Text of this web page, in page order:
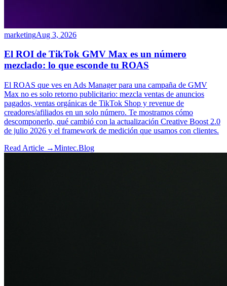
marketingAug 3, 2026
El ROI de TikTok GMV Max es un número
mezclado: lo que esconde tu ROAS
El ROAS que ves en Ads Manager para una campaña de GMV
Max no es solo retorno publicitario: mezcla ventas de anuncios
pagados, ventas orgánicas de TikTok Shop y revenue de
creadores/afiliados en un solo número. Te mostramos cómo
descomponerlo, qué cambió con la actualización Creative Boost 2.0
de julio 2026 y el framework de medición que usamos con clientes.
Read Article →Mintec.Blog